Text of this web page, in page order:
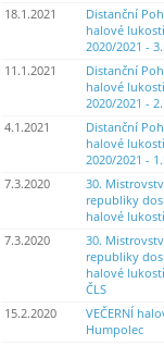
18.1.2021
Distanční
halové
2020/2021 -
11.1.2021
Distanční
halové
2020/2021 -
4.1.2021
Distanční
halové
2020/2021 -
7.3.2020
30.
republiky
halové
7.3.2020
30.
republiky
halové
ČLS
15.2.2020
VEČERNÍ
Humpolec